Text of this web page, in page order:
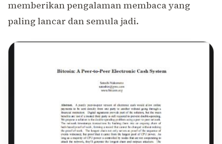
memberikan pengalaman membaca yang
paling lancar dan semula jadi.